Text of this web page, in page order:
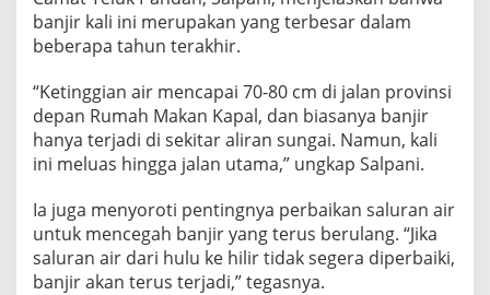
K
o
r
a
n
B
a
n
i
r
d
i
banjir kali ini merupakan yang terbesar dalam
beberapa tahun terakhir.
“Ketinggian air mencapai 70-80 cm di jalan provinsi
depan Rumah Makan Kapal, dan biasanya banjir
hanya terjadi di sekitar aliran sungai. Namun, kali
ini meluas hingga jalan utama,” ungkap Salpani.
Ia juga menyoroti pentingnya perbaikan saluran air
untuk mencegah banjir yang terus berulang. “Jika
saluran air dari hulu ke hilir tidak segera diperbaiki,
banjir akan terus terjadi,” tegasnya.